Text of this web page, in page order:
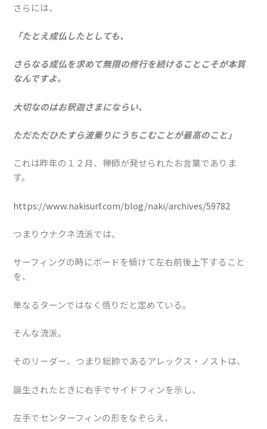
さらには、
「たとえ成仏したとしても、
さらなる成仏を求めて無限の修行を続けることこそが本質
なんですよ。
大切なのはお釈迦さまにならい、
ただただひたすら波乗りにうちこむことが最高のこと」
これは昨年の１２月、禅師が発せられたお言葉でありま
す。
https://www.nakisurf.com/blog/naki/archives/59782
つまりウナクネ流派では、
サーフィングの時にボードを傾けて左右前後上下すること
を、
単なるターンではなく悟りだと定めている。
そんな流派。
そのリーダー、つまり総帥であるアレックス・ノストは、
誕生されたときに右手でサイドフィンを示し、
左手でセンターフィンの形をなぞらえ、